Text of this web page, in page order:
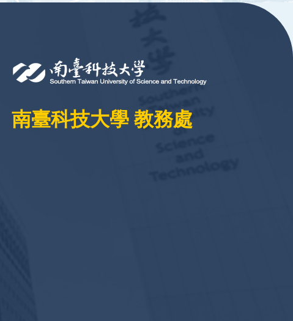
南臺科技大學 教務處